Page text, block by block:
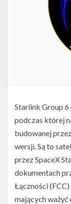
Starlink Group
podczas której
budowanej
wersji. Są to
przez SpaceX
dokumentach
Łączności
mających